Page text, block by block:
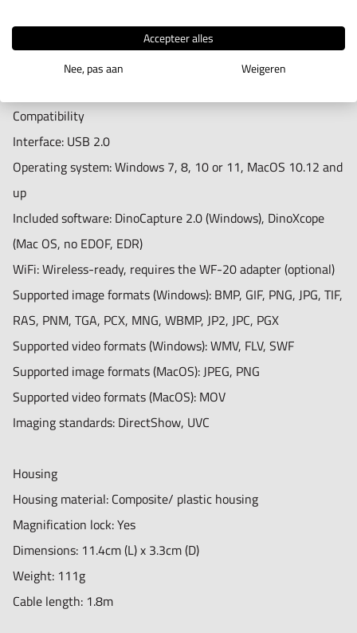
Weight: 111g
Cable length: 1.8m
Features
Special feature: Aut. Magn. reading, Flexible LED Control
(FLC)
Calibration: Yes
Microtouch sensor: Yes
ESD safe: No
Information
Package contents: Microscope, Carry pouch, Software CD,
Calibration target, User manual, N3C-O- Open cap, N3C-C-
Closed cap, N3C-D- Diffuser cap, N3C-Extension cap, N3C-
L- Long cap, N3C-S- Side light cap
Regulatory approval: CE, FCC, ROHS
Resolution: 1.3 Megapixel (1280x1024)
Maximum frame rate: 30 fps
Compatibility
Interface: USB 2.0
Operating system: Windows 7, 8, 10 or 11, MacOS 10.12 and
up
Included software: DinoCapture 2.0 (Windows), DinoXcope
(Mac OS, no EDOF, EDR)
WiFi: Wireless-ready, requires the WF-20 adapter (optional)
Supported image formats (Windows): BMP, GIF, PNG, JPG, TIF,
RAS, PNM, TGA, PCX, MNG, WBMP, JP2, JPC, PGX
Supported video formats (Windows): WMV, FLV, SWF
Supported image formats (MacOS): JPEG, PNG
Supported video formats (MacOS): MOV
Imaging standards: DirectShow, UVC
Housing
Housing material: Composite/ plastic housing
Magnification lock: Yes
Dimensions: 11.4cm (L) x 3.3cm (D)
Weight: 111g
Cable length: 1.8m
Accepteer alles
Nee, pas aan
Weigeren